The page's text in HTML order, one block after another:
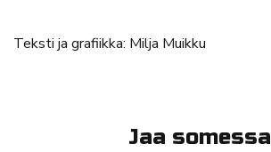
Teksti ja grafiikka: Milja Muikku
Jaa somessa